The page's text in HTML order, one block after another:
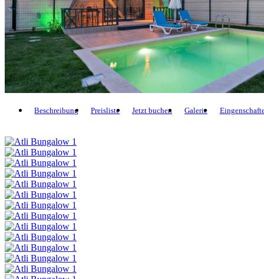
Beschreibung Preisliste Jetzt buchen Galerie